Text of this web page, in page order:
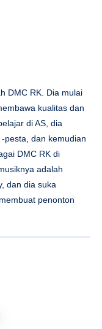
DMC RK. Dia mulai
kualitas dan
di AS, dia
pesta, dan kemudian
DMC RK di
adalah
dan dia suka
penonton